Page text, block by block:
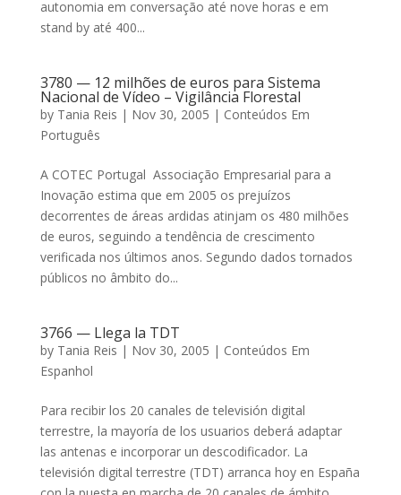
autonomia em conversação até nove horas e em
stand by até 400...
3780 — 12 milhões de euros para Sistema
Nacional de Vídeo – Vigilância Florestal
by Tania Reis | Nov 30, 2005 | Conteúdos Em
Português
A COTEC Portugal  Associação Empresarial para a
Inovação estima que em 2005 os prejuízos
decorrentes de áreas ardidas atinjam os 480 milhões
de euros, seguindo a tendência de crescimento
verificada nos últimos anos. Segundo dados tornados
públicos no âmbito do...
3766 — Llega la TDT
by Tania Reis | Nov 30, 2005 | Conteúdos Em
Espanhol
Para recibir los 20 canales de televisión digital
terrestre, la mayoría de los usuarios deberá adaptar
las antenas e incorporar un descodificador. La
televisión digital terrestre (TDT) arranca hoy en España